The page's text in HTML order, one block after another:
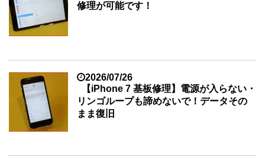
修理が可能です！
2026/07/26
【iPhone 7 基板修理】電源が入らない・
リンゴループも諦めないで！データその
まま復旧